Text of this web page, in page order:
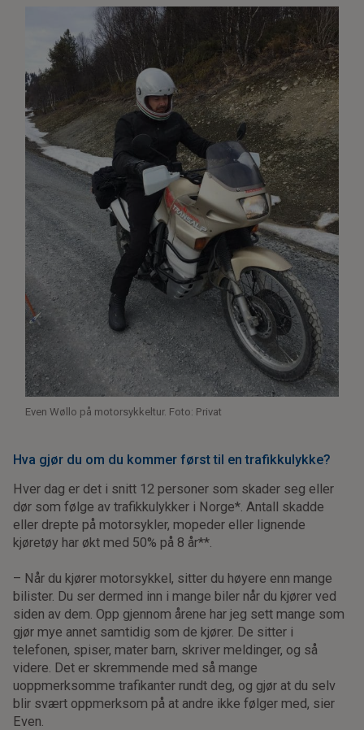
Even Wøllo på motorsykkeltur. Foto: Privat
Hva gjør du om du kommer først til en trafikkulykke?
Hver dag er det i snitt 12 personer som skader seg eller
dør som følge av trafikkulykker i Norge*. Antall skadde
eller drepte på motorsykler, mopeder eller lignende
kjøretøy har økt med 50% på 8 år**.
– Når du kjører motorsykkel, sitter du høyere enn mange
bilister. Du ser dermed inn i mange biler når du kjører ved
siden av dem. Opp gjennom årene har jeg sett mange som
gjør mye annet samtidig som de kjører. De sitter i
telefonen, spiser, mater barn, skriver meldinger, og så
videre. Det er skremmende med så mange
uoppmerksomme trafikanter rundt deg, og gjør at du selv
blir svært oppmerksom på at andre ikke følger med, sier
Even.